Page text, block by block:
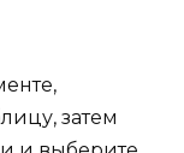
затем